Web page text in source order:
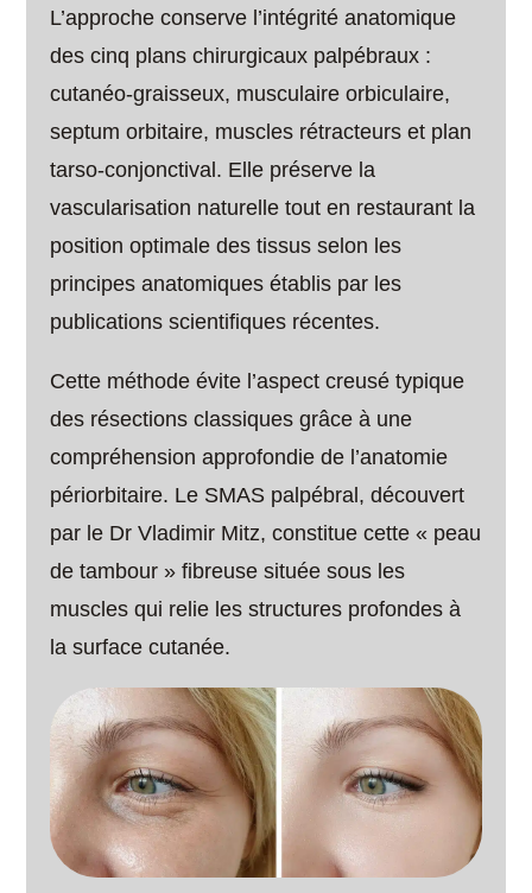
L’approche conserve l’intégrité anatomique
des cinq plans chirurgicaux palpébraux :
cutanéo-graisseux, musculaire orbiculaire,
septum orbitaire, muscles rétracteurs et plan
tarso-conjonctival. Elle préserve la
vascularisation naturelle tout en restaurant la
position optimale des tissus selon les
principes anatomiques établis par les
publications scientifiques récentes.
Cette méthode évite l’aspect creusé typique
des résections classiques grâce à une
compréhension approfondie de l’anatomie
périorbitaire. Le SMAS palpébral, découvert
par le Dr Vladimir Mitz, constitue cette « peau
de tambour » fibreuse située sous les
muscles qui relie les structures profondes à
la surface cutanée.